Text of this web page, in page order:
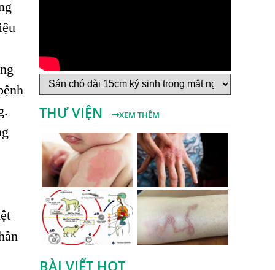
THƯ VIỆN XEM THÊM
BÀI VIẾT HOT
Trị Bệnh Sán Chó Có Khỏi Bệnh Ngứa Da
Không?
TRIỆU CHỨNG GIUN SÁN CHÓ MÈO
Khi Trẻ Bị Dị Ứng Da Cần Làm Xét
Nghiệm Gì Tìm Nguyên Nhân Dị Ứng Da
Điều trị bệnh sán lá gan ở đâu?
Mẩn Ngứa Da Nổi Mề Đay Có Phải Do
Nhiễm Giun Sán Không?
Bị Ngứa Da Và Những Điều Cần Biết Về
Bệnh Ngứa Kéo Dài Do Giun Sán
Cách Trị Bệnh Dị Ứng Da Lâu Ngày Hiệu
Quả Tại Phòng Khám Chuyên Khoa